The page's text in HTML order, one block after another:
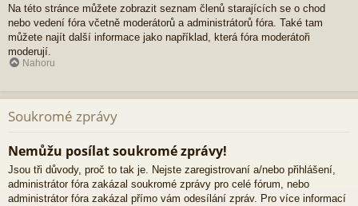
Na této stránce můžete zobrazit seznam členů starajících se o chod
nebo vedení fóra včetně moderátorů a administrátorů fóra. Také tam
můžete najít další informace jako například, která fóra moderátoři
moderují.
Nahoru
Soukromé zprávy
Nemůžu posílat soukromé zprávy!
Jsou tři důvody, proč to tak je. Nejste zaregistrovaní a/nebo přihlášení,
administrátor fóra zakázal soukromé zprávy pro celé fórum, nebo
administrátor fóra zakázal přímo vám odesílání zpráv. Pro více informací